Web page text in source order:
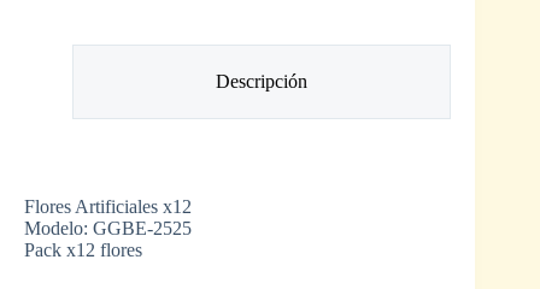
Descripción
Flores Artificiales x12
Modelo: GGBE-2525
Pack x12 flores